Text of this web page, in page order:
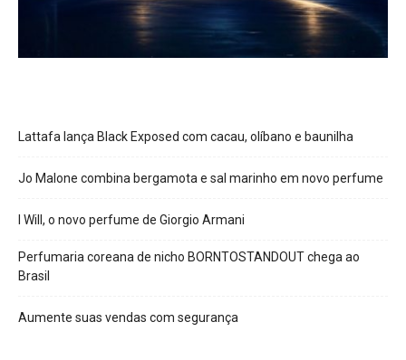
Lattafa lança Black Exposed com cacau, olíbano e baunilha
Jo Malone combina bergamota e sal marinho em novo perfume
I Will, o novo perfume de Giorgio Armani
Perfumaria coreana de nicho BORNTOSTANDOUT chega ao
Brasil
Aumente suas vendas com segurança